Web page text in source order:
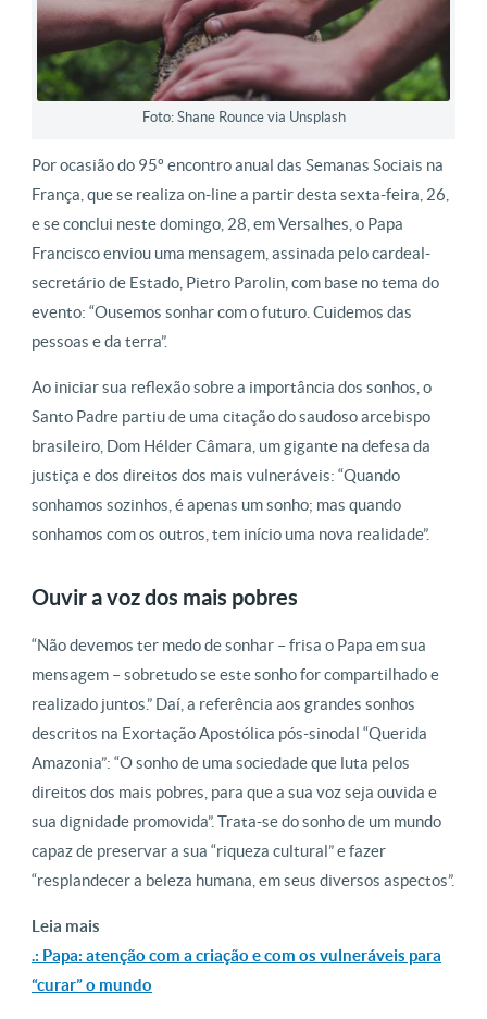
Foto: Shane Rounce via Unsplash
Por ocasião do 95º encontro anual das Semanas Sociais na
França, que se realiza on-line a partir desta sexta-feira, 26,
e se conclui neste domingo, 28, em Versalhes, o Papa
Francisco enviou uma mensagem, assinada pelo cardeal-
secretário de Estado, Pietro Parolin, com base no tema do
evento: “Ousemos sonhar com o futuro. Cuidemos das
pessoas e da terra”.
Ao iniciar sua reflexão sobre a importância dos sonhos, o
Santo Padre partiu de uma citação do saudoso arcebispo
brasileiro, Dom Hélder Câmara, um gigante na defesa da
justiça e dos direitos dos mais vulneráveis: “Quando
sonhamos sozinhos, é apenas um sonho; mas quando
sonhamos com os outros, tem início uma nova realidade”.
Ouvir a voz dos mais pobres
“Não devemos ter medo de sonhar – frisa o Papa em sua
mensagem – sobretudo se este sonho for compartilhado e
realizado juntos.” Daí, a referência aos grandes sonhos
descritos na Exortação Apostólica pós-sinodal “Querida
Amazonia”: “O sonho de uma sociedade que luta pelos
direitos dos mais pobres, para que a sua voz seja ouvida e
sua dignidade promovida”. Trata-se do sonho de um mundo
capaz de preservar a sua “riqueza cultural” e fazer
“resplandecer a beleza humana, em seus diversos aspectos”.
Leia mais
.: Papa: atenção com a criação e com os vulneráveis para
“curar” o mundo